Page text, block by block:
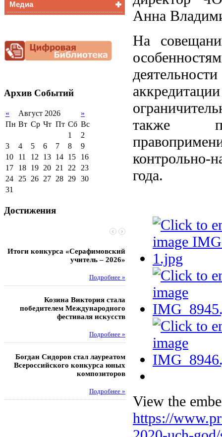
Снижение
документационной
нагрузки
Медиа
Архив Событий
« Август 2026
»
Пн Вт Ср Чт Пт Сб Вс
1
2
3
4 5 6 7 8
9
10
11 12 13 14 15
16
17
18 19 20 21 22 23
24 25 26 27 28 29 30
31
Достижения
Итоги конкурса «Серафимовский
учитель – 2026»
Подробнее »
Козина Виктория стала
победителем Международного
фестиваля искусств
Подробнее »
Богдан Сидоров стал лауреатом
Всероссийского конкурса юных
композиторов
Подробнее »
Чебаненко Глеб стал
областных
Музафаров Пётр стал
турнира
Педагоги
победителями
этапа XXI
Анна
На
также
контрольно-
года.
View the
https://